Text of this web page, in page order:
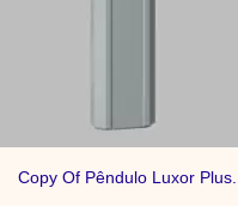
Copy Of Pêndulo Luxor Plus...